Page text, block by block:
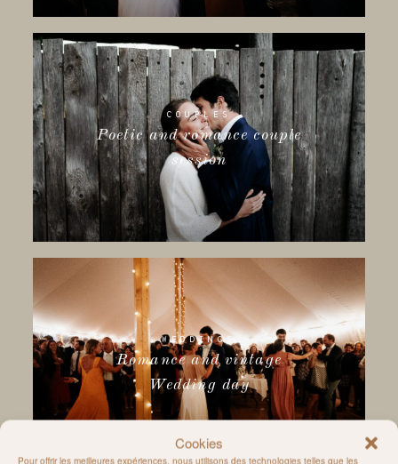
Cookies
Pour offrir les meilleures expériences, nous utilisons des technologies telles que les
COUPLES
Poetic and romance couple
session
WEDDINGS
Romance and vintage
Wedding day